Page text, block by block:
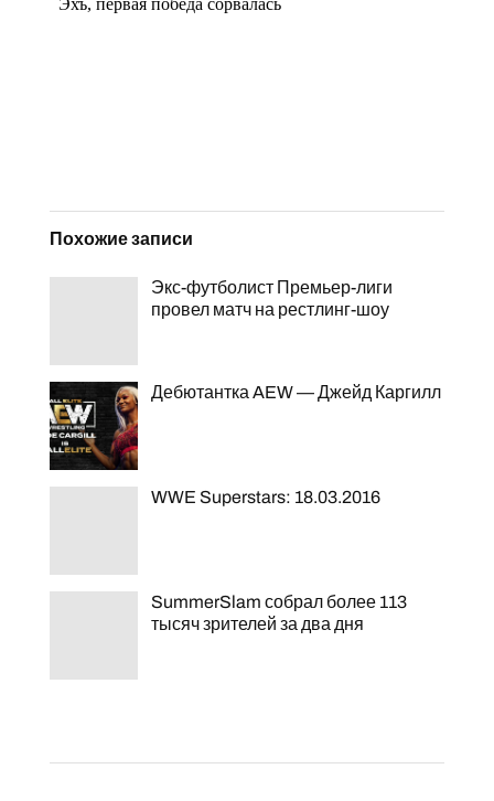
Похожие записи
Экс-футболист Премьер-лиги
провел матч на рестлинг-шоу
Дебютантка AEW — Джейд Каргилл
WWE Superstars: 18.03.2016
SummerSlam собрал более 113
тысяч зрителей за два дня